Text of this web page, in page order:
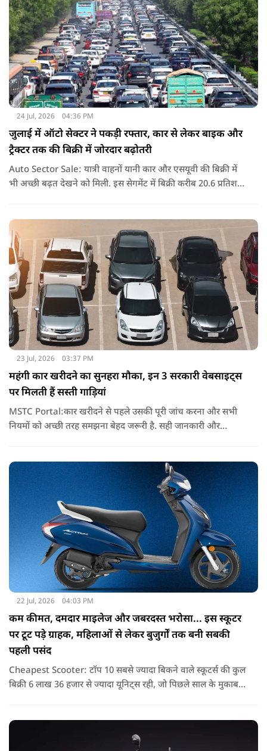
24 Jul, 2026 04:36 PM
जुलाई में ऑटो सेक्टर ने पकड़ी रफ्तार, कार से लेकर बाइक और
ट्रैक्टर तक की बिक्री में जोरदार बढ़ोतरी
Auto Sector Sale: यात्री वाहनों यानी कार और एसयूवी की बिक्री में
भी अच्छी बढ़त देखने को मिली. इस सेगमेंट में बिक्री करीब 20.6 प्रतिशत
23 Jul, 2026 03:37 PM
महंगी कार खरीदने का सुनहरा मौका, इन 3 सरकारी वेबसाइट्स
पर मिलती हैं सस्ती गाड़ियां
MSTC Portal:कार खरीदने से पहले उसकी पूरी जांच करना और सभी
नियमों को अच्छी तरह समझना बेहद जरूरी है. सही जानकारी और
22 Jul, 2026 04:03 PM
कम कीमत, दमदार माइलेज और जबरदस्त भरोसा... इस स्कूटर
पर टूट पड़े ग्राहक, महिलाओं से लेकर बुजुर्गों तक बनी सबकी
पहली पसंद
Cheapest Scooter: टॉप 10 सबसे ज्यादा बिकने वाले स्कूटर्स की कुल
बिक्री 6 लाख 36 हजार से ज्यादा यूनिट्स रही, जो पिछले साल के मुकाबले